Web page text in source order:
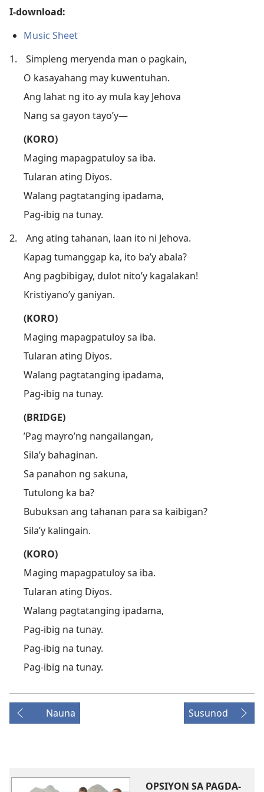
I-download:
Music Sheet
1.
Simpleng meryenda man o pagkain,
O kasayahang may kuwentuhan.
Ang lahat ng ito ay mula kay Jehova
Nang sa gayon tayo’y—
(KORO)
Maging mapagpatuloy sa iba.
Tularan ating Diyos.
Walang pagtatanging ipadama,
Pag-ibig na tunay.
2.
Ang ating tahanan, laan ito ni Jehova.
Kapag tumanggap ka, ito ba’y abala?
Ang pagbibigay, dulot nito’y kagalakan!
Kristiyano’y ganiyan.
(KORO)
Maging mapagpatuloy sa iba.
Tularan ating Diyos.
Walang pagtatanging ipadama,
Pag-ibig na tunay.
(BRIDGE)
’Pag mayro’ng nangailangan,
Sila’y bahaginan.
Sa panahon ng sakuna,
Tutulong ka ba?
Bubuksan ang tahanan para sa kaibigan?
Sila’y kalingain.
(KORO)
Maging mapagpatuloy sa iba.
Tularan ating Diyos.
Walang pagtatanging ipadama,
Pag-ibig na tunay.
Pag-ibig na tunay.
Pag-ibig na tunay.
Nauna Susunod
OPSIYON SA PAGDA-